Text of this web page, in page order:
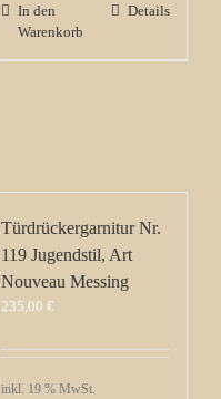
In den
Warenkorb
Details
Türdrückergarnitur Nr.
119 Jugendstil, Art
Nouveau Messing
235,00 €
inkl. 19 % MwSt.